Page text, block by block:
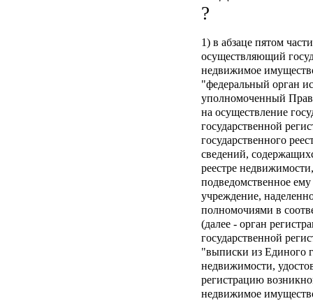
1) в абзаце пятом
осуществляющий
недвижимое
"федеральный орган
уполномоченный
на осуществление
государственной
государственного
сведений,
реестре
подведомственное
учреждение,
полномочиями в
(далее - орган
государственной
"выписки из Единого
недвижимости,
регистрацию
недвижимое